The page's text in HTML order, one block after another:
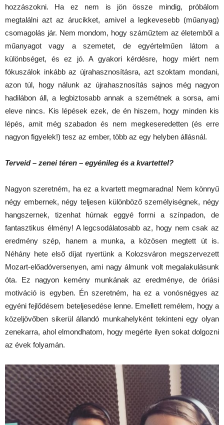
hozzászokni. Ha ez nem is jön össze mindig, próbálom
megtalálni azt az árucikket, amivel a legkevesebb (műanyag)
csomagolás jár. Nem mondom, hogy száműztem az életemből a
műanyagot vagy a szemetet, de egyértelműen látom a
különbséget, és ez jó. A gyakori kérdésre, hogy miért nem
fókuszálok inkább az újrahasznosításra, azt szoktam mondani,
azon túl, hogy nálunk az újrahasznosítás sajnos még nagyon
hadilábon áll, a legbiztosabb annak a szemétnek a sorsa, ami
eleve nincs. Kis lépések ezek, de én hiszem, hogy minden kis
lépés, amit még szabadon és nem megkeseredetten (és erre
nagyon figyelek!) tesz az ember, több az egy helyben állásnál.
Terveid – zenei téren – egyénileg és a kvartettel?
Nagyon szeretném, ha ez a kvartett megmaradna! Nem könnyű
négy embernek, négy teljesen különböző személyiségnek, négy
hangszernek, tizenhat húrnak eggyé forrni a színpadon, de
fantasztikus élmény! A legcsodálatosabb az, hogy nem csak az
eredmény szép, hanem a munka, a közösen megtett út is.
Néhány hete első díjat nyertünk a Kolozsváron megszervezett
Mozart-előadóversenyen, ami nagy álmunk volt megalakulásunk
óta. Ez nagyon kemény munkának az eredménye, de óriási
motiváció is egyben. Én szeretném, ha ez a vonósnégyes az
egyéni fejlődésem beteljesedése lenne. Emellett remélem, hogy a
közeljövőben sikerül állandó munkahelyként tekinteni egy olyan
zenekarra, ahol elmondhatom, hogy megérte ilyen sokat dolgozni
az évek folyamán.